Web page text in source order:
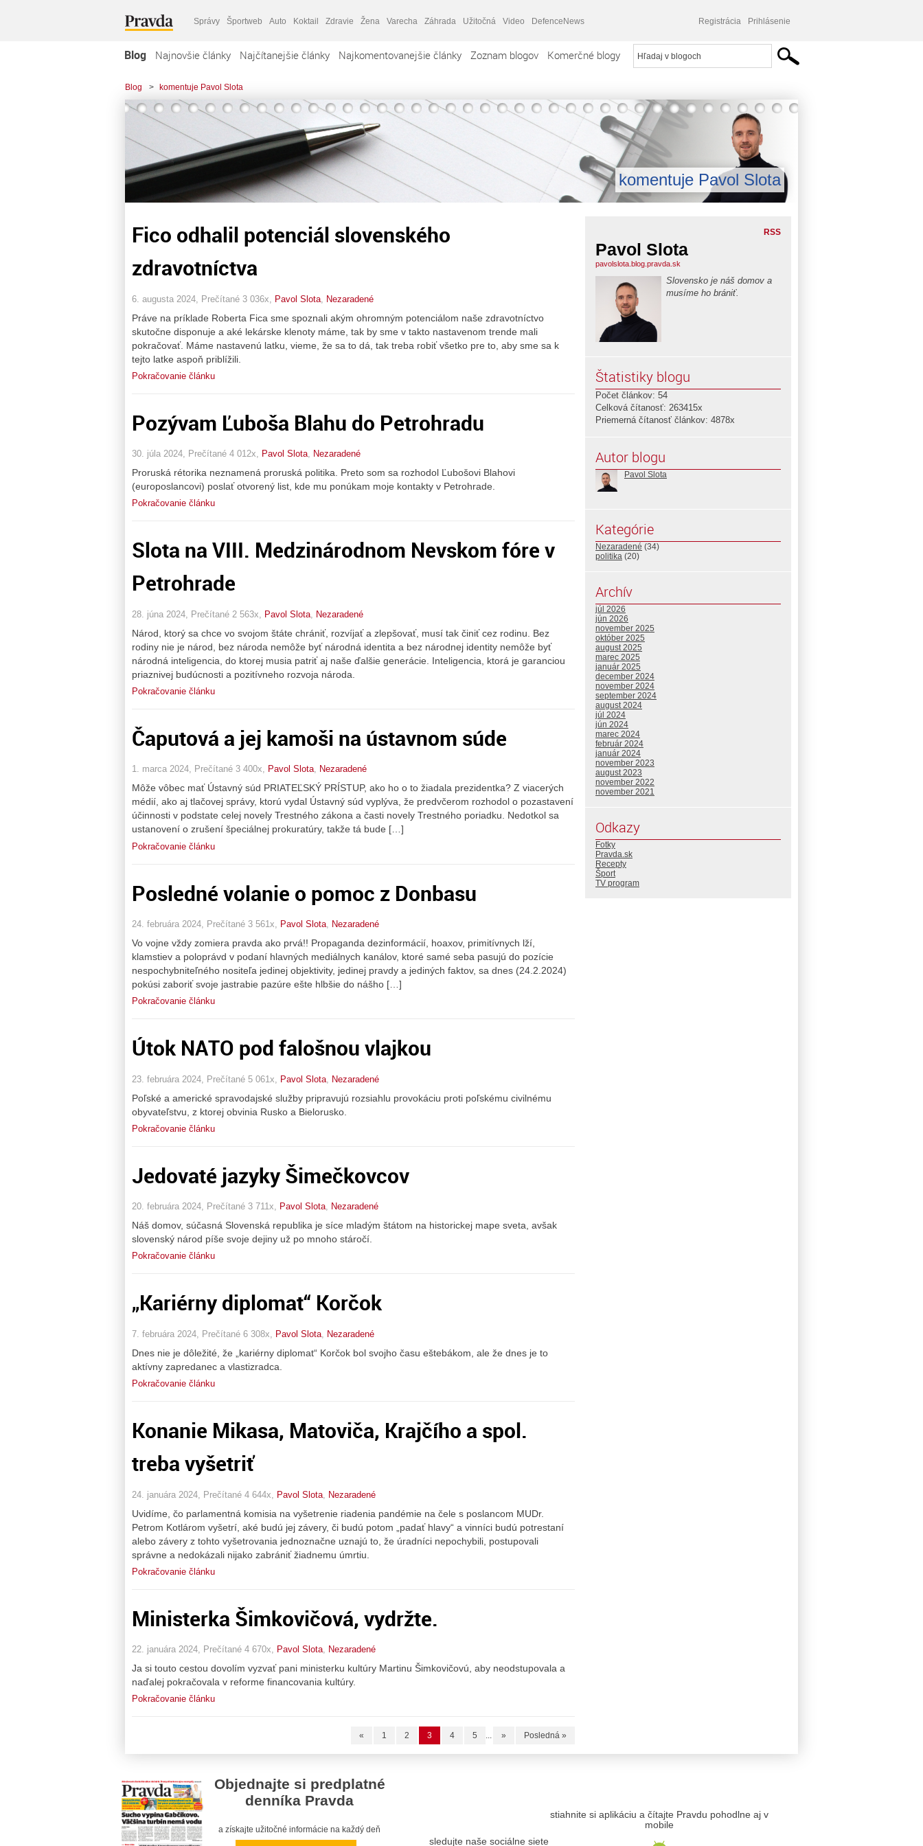
Správy Športweb Auto Koktail Zdravie Žena Varecha Záhrada Užitočná Video DefenceNews Registrácia Prihlásenie
Blog Najnovšie články Najčítanejšie články Najkomentovanejšie články Zoznam blogov Komerčné blogy
Blog > komentuje Pavol Slota
komentuje Pavol Slota
Fico odhalil potenciál slovenského
zdravotníctva
6. augusta 2024, Prečítané 3 036x, Pavol Slota Nezaradené
Práve na príklade Roberta Fica sme spoznali akým ohromným potenciálom naše zdravotníctvo
skutočne disponuje a aké lekárske klenoty máme, tak by sme v takto nastavenom trende mali
pokračovať. Máme nastavenú latku, vieme, že sa to dá, tak treba robiť všetko pre to, aby sme sa k
tejto latke aspoň priblížili.
Pokračovanie článku
Pozývam Ľuboša Blahu do Petrohradu
30. júla 2024, Prečítané 4 012x, Pavol Slota, Nezaradené
Proruská rétorika neznamená proruská politika. Preto som sa rozhodol Ľubošovi Blahovi
(europoslancovi) poslať otvorený list, kde mu ponúkam moje kontakty v Petrohrade.
Pokračovanie článku
Slota na VIII. Medzinárodnom Nevskom fóre v
Petrohrade
28. júna 2024, Prečítané 2 563x, Pavol Slota Nezaradené
Národ, ktorý sa chce vo svojom štáte chrániť, rozvíjať a zlepšovať, musí tak činiť cez rodinu. Bez
rodiny nie je národ, bez národa nemôže byť národná identita a bez národnej identity nemôže byť
národná inteligencia, do ktorej musia patriť aj naše ďalšie generácie. Inteligencia, ktorá je garanciou
priaznivej budúcnosti a pozitívneho rozvoja národa.
Pokračovanie článku
Čaputová a jej kamoši na ústavnom súde
1. marca 2024, Prečítané 3 400x, Pavol Slota, Nezaradené
Môže vôbec mať Ústavný súd PRIATEĽSKÝ PRÍSTUP, ako ho o to žiadala prezidentka? Z viacerých
médií, ako aj tlačovej správy, ktorú vydal Ústavný súd vyplýva, že predvčerom rozhodol o pozastavení
účinnosti v podstate celej novely Trestného zákona a časti novely Trestného poriadku. Nedotkol sa
ustanovení o zrušení špeciálnej prokuratúry, takže tá bude […]
Pokračovanie článku
Posledné volanie o pomoc z Donbasu
24. februára 2024, Prečítané 3 561x, Pavol Slota, Nezaradené
Vo vojne vždy zomiera pravda ako prvá!! Propaganda dezinformácií, hoaxov, primitívnych lží,
klamstiev a poloprávd v podaní hlavných mediálnych kanálov, ktoré samé seba pasujú do pozície
nespochybniteľného nositeľa jedinej objektivity, jedinej pravdy a jediných faktov, sa dnes (24.2.2024)
pokúsi zaboriť svoje jastrabie pazúre ešte hlbšie do nášho […]
Pokračovanie článku
Útok NATO pod falošnou vlajkou
23. februára 2024, Prečítané 5 061x, Pavol Slota Nezaradené
Poľské a americké spravodajské služby pripravujú rozsiahlu provokáciu proti poľskému civilnému
obyvateľstvu, z ktorej obvinia Rusko a Bielorusko.
Pokračovanie článku
Jedovaté jazyky Šimečkovcov
20. februára 2024, Prečítané 3 711x, Pavol Slota, Nezaradené
Náš domov, súčasná Slovenská republika je síce mladým štátom na historickej mape sveta, avšak
slovenský národ píše svoje dejiny už po mnoho stáročí.
Pokračovanie článku
„Kariérny diplomat“ Korčok
7. februára 2024, Prečítané 6 308x, Pavol Slota Nezaradené
Dnes nie je dôležité, že „kariérny diplomat“ Korčok bol svojho času eštebákom, ale že dnes je to
aktívny zapredanec a vlastizradca.
Pokračovanie článku
Konanie Mikasa, Matoviča, Krajčího a spol.
treba vyšetriť
24. januára 2024, Prečítané 4 644x, Pavol Slota Nezaradené
Uvidíme, čo parlamentná komisia na vyšetrenie riadenia pandémie na čele s poslancom MUDr.
Petrom Kotlárom vyšetrí, aké budú jej závery, či budú potom „padať hlavy“ a vinníci budú potrestaní
alebo závery z tohto vyšetrovania jednoznačne uznajú to, že úradníci nepochybili, postupovali
správne a nedokázali nijako zabrániť žiadnemu úmrtiu.
Pokračovanie článku
Ministerka Šimkovičová, vydržte.
22. januára 2024, Prečítané 4 670x, Pavol Slota, Nezaradené
Ja si touto cestou dovolím vyzvať pani ministerku kultúry Martinu Šimkovičovú, aby neodstupovala a
naďalej pokračovala v reforme financovania kultúry.
Pokračovanie článku
« 1 2 3 4 5 ... » Posledná »
RSS
Pavol Slota
pavolslota.blog.pravda.sk
Slovensko je náš domov a
musíme ho brániť.
Štatistiky blogu
Počet článkov: 54
Celková čítanosť: 263415x
Priemerná čítanosť článkov: 4878x
Autor blogu
Pavol Slota
Kategórie
Nezaradené (34)
politika (20)
Archív
júl 2026
jún 2026
november 2025
október 2025
august 2025
marec 2025
január 2025
december 2024
november 2024
september 2024
august 2024
júl 2024
jún 2024
marec 2024
február 2024
január 2024
november 2023
august 2023
november 2022
november 2021
Odkazy
Fotky
Pravda.sk
Recepty
Šport
TV program
Objednajte si predplatné
denníka Pravda
a získajte užitočné informácie na každý deň
sledujte naše sociálne siete
stiahnite si aplikáciu a čítajte Pravdu pohodlne aj v
mobile